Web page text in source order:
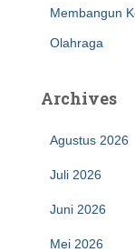
Membangun
Olahraga
Archives
Agustus 2026
Juli 2026
Juni 2026
Mei 2026